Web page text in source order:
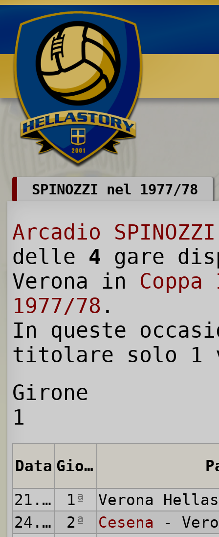
Benvenuti su HELLASTORY.net
SPINOZZI nel 1977/78
Arcadio SPINOZZI
delle 4 gare
Verona in
1977/78 .
In queste
titolare solo 1
Girone
1
Data Giornata
21.08.1977
1ª
Verona
24.08.1977
2ª Cesena -